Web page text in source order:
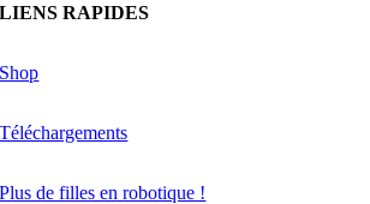
LIENS RAPIDES
Shop
Téléchargements
Plus de filles en robotique !